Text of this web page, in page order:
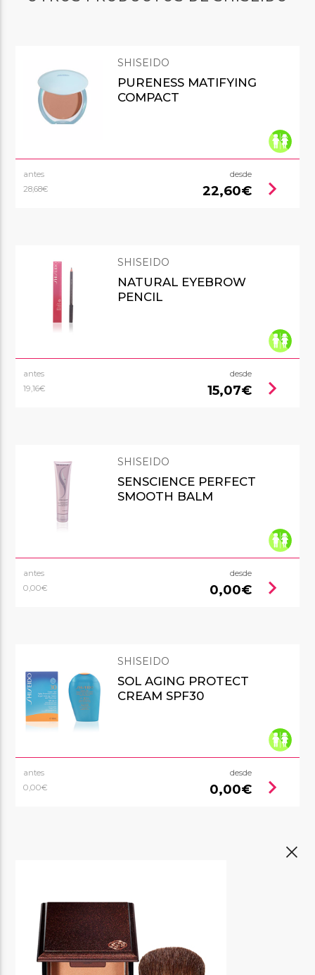
SHISEIDO
PURENESS MATIFYING
COMPACT
antes
28,68€
desde
22,60€ chevron_right
SHISEIDO
NATURAL EYEBROW
PENCIL
antes
19,16€
desde
15,07€ chevron_right
SHISEIDO
SENSCIENCE PERFECT
SMOOTH BALM
antes
0,00€
desde
0,00€ chevron_right
SHISEIDO
SOL AGING PROTECT
CREAM SPF30
antes
0,00€
desde
0,00€ chevron_right